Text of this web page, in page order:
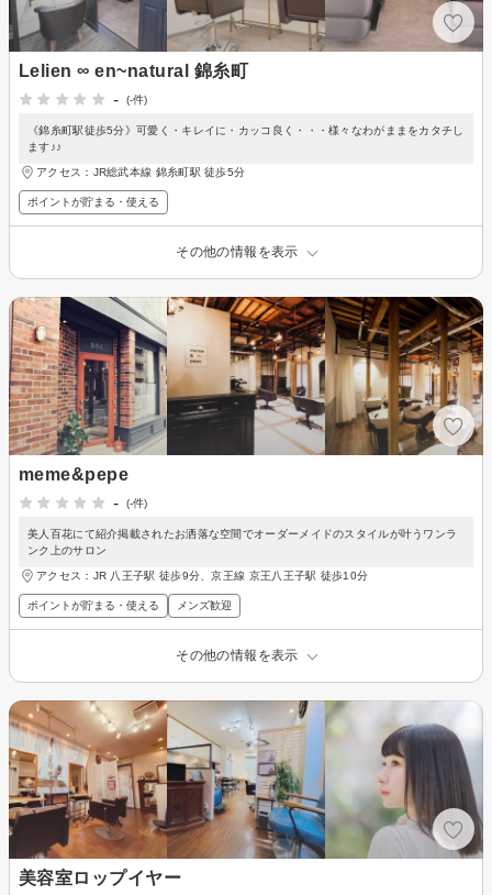
Lelien ∞ en~natural 錦糸町
-
(-件)
《錦糸町駅徒歩5分》可愛く・キレイに・カッコ良く・・・様々なわがままをカタチし
ます♪♪
アクセス：JR総武本線 錦糸町駅 徒歩5分
ポイントが貯まる・使える
その他の情報を表示
meme&pepe
-
(-件)
美人百花にて紹介掲載されたお洒落な空間でオーダーメイドのスタイルが叶うワンラ
ンク上のサロン
アクセス：JR 八王子駅 徒歩9分、京王線 京王八王子駅 徒歩10分
ポイントが貯まる・使える メンズ歓迎
その他の情報を表示
美容室ロップイヤー